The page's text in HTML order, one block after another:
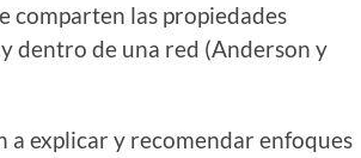
comparten las propiedades
dentro de una red (Anderson y
a explicar y recomendar enfoques